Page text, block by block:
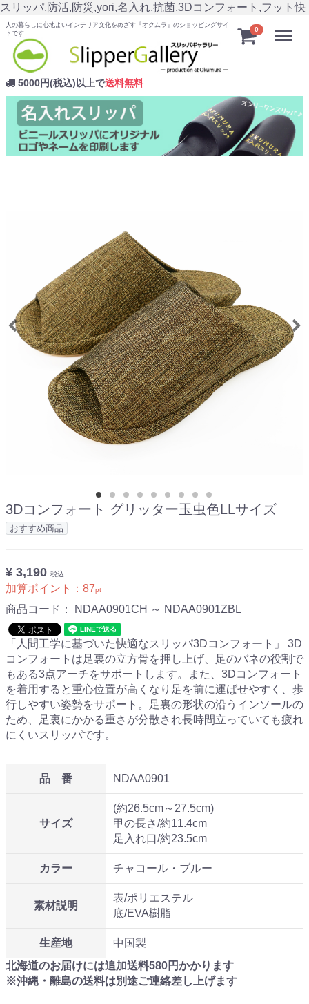
スリッパ,防活,防災,yori,名入れ,抗菌,3Dコンフォート,フット快
人の暮らしに心地よいインテリア文化をめざす『オクムラ』のショッピングサイ
トです
5000円(税込)以上で送料無料
0 Menu
3Dコンフォート グリッター玉虫色LLサイズ
おすすめ商品
¥ 3,190 税込
加算ポイント： 87pt
商品コード： NDAA0901CH ～ NDAA0901ZBL
「人間工学に基づいた快適なスリッパ3Dコンフォート」 3D
コンフォートは足裏の立方骨を押し上げ、足のバネの役割で
もある3点アーチをサポートします。また、3Dコンフォート
を着用すると重心位置が高くなり足を前に運ばせやすく、歩
行しやすい姿勢をサポート。足裏の形状の沿うインソールの
ため、足裏にかかる重さが分散され長時間立っていても疲れ
にくいスリッパです。
品 番 NDAA0901
サイズ
(約26.5cm～27.5cm)
甲の長さ/約11.4cm
足入れ口/約23.5cm
カラー チャコール・ブルー
素材説明
表/ポリエステル
底/EVA樹脂
生産地
中国製
北海道のお届けには追加送料580円かかります
※沖縄・離島の送料は別途ご連絡差し上げます